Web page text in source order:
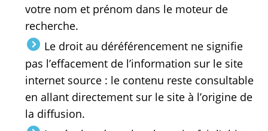
votre nom et prénom dans le moteur de
recherche.
Le droit au déréférencement ne signifie
pas l’effacement de l’information sur le site
internet source : le contenu reste consultable
en allant directement sur le site à l’origine de
la diffusion.